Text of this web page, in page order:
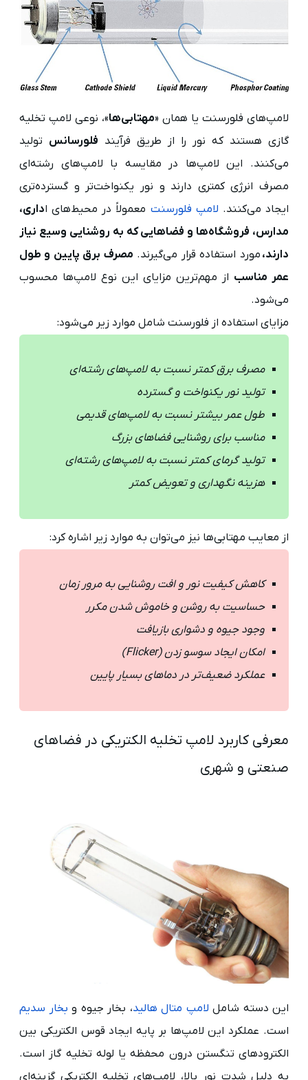
لامپ‌های فلورسنت یا همان «مهتابی‌ها»، نوعی لامپ تخلیه
گازی هستند که نور را از طریق فرآیند فلورسانس تولید
می‌کنند. این لامپ‌ها در مقایسه با لامپ‌های رشته‌ای
مصرف انرژی کمتری دارند و نور یکنواخت‌تر و گسترده‌تری
ایجاد می‌کنند. لامپ فلورسنت معمولاً در محیط‌های اداری،
مدارس، فروشگاه‌ها و فضاهایی که به روشنایی وسیع نیاز
دارند، مورد استفاده قرار می‌گیرند. مصرف برق پایین و طول
عمر مناسب از مهم‌ترین مزایای این نوع لامپ‌ها محسوب
می‌شود.
مزایای استفاده از فلورسنت شامل موارد زیر می‌شود:
مصرف برق کمتر نسبت به لامپ‌های رشته‌ای
تولید نور یکنواخت و گسترده
طول عمر بیشتر نسبت به لامپ‌های قدیمی
مناسب برای روشنایی فضاهای بزرگ
تولید گرمای کمتر نسبت به لامپ‌های رشته‌ای
هزینه نگهداری و تعویض کمتر
از معایب مهتابی‌ها نیز می‌توان به موارد زیر اشاره کرد:
کاهش کیفیت نور و افت روشنایی به مرور زمان
حساسیت به روشن و خاموش شدن مکرر
وجود جیوه و دشواری بازیافت
امکان ایجاد سوسو زدن (Flicker)
عملکرد ضعیف‌تر در دماهای بسیار پایین
معرفی کاربرد لامپ‌ تخلیه الکتریکی در فضاهای
صنعتی و شهری
این دسته شامل لامپ متال هالید، بخار جیوه و بخار سدیم
است. عملکرد این لامپ‌ها بر پایه ایجاد قوس الکتریکی بین
الکترودهای تنگستن درون محفظه یا لوله تخلیه گاز است.
به دلیل شدت نور بالا، لامپ‌های تخلیه الکتریکی گزینه‌ای